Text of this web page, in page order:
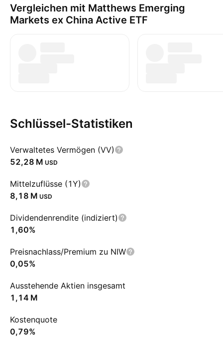
Vergleichen mit Matthews Emerging
Markets ex China Active ETF
Schlüssel-Statistiken
Verwaltetes Vermögen (VV)
‪52,28 M‬ USD
Mittelzuflüsse (1Y)
‪8,18 M‬ USD
Dividendenrendite (indiziert)
1,60%
Preisnachlass/Premium zu NIW
0,05%
Ausstehende Aktien insgesamt
‪1,14 M‬
Kostenquote
0,79%